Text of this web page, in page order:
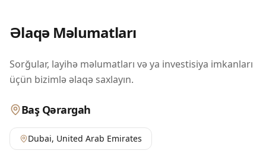
Əlaqə Məlumatları
Sorğular, layihə məlumatları və ya investisiya imkanları
üçün bizimlə əlaqə saxlayın.
Baş Qərargah
Dubai, United Arab Emirates